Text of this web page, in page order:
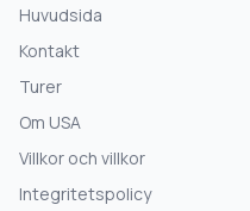
Huvudsida
Kontakt
Turer
Om USA
Villkor och villkor
Integritetspolicy